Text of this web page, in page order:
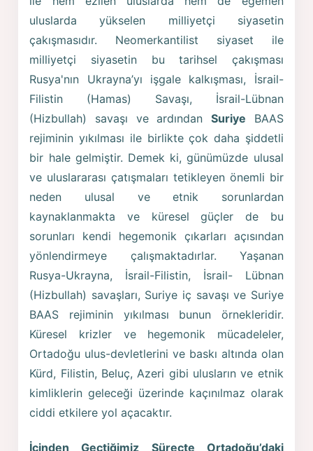
uluslarda yükselen milliyetçi siyasetin
çakışmasıdır. Neomerkantilist siyaset ile
milliyetçi siyasetin bu tarihsel çakışması
Rusya'nın Ukrayna’yı işgale kalkışması, İsrail-
Filistin (Hamas) Savaşı, İsrail-Lübnan
(Hizbullah) savaşı ve ardından Suriye BAAS
rejiminin yıkılması ile birlikte çok daha şiddetli
bir hale gelmiştir. Demek ki, günümüzde ulusal
ve uluslararası çatışmaları tetikleyen önemli bir
neden ulusal ve etnik sorunlardan
kaynaklanmakta ve küresel güçler de bu
sorunları kendi hegemonik çıkarları açısından
yönlendirmeye çalışmaktadırlar. Yaşanan
Rusya-Ukrayna, İsrail-Filistin, İsrail- Lübnan
(Hizbullah) savaşları, Suriye iç savaşı ve Suriye
BAAS rejiminin yıkılması bunun örnekleridir.
Küresel krizler ve hegemonik mücadeleler,
Ortadoğu ulus-devletlerini ve baskı altında olan
Kürd, Filistin, Beluç, Azeri gibi ulusların ve etnik
kimliklerin geleceği üzerinde kaçınılmaz olarak
ciddi etkilere yol açacaktır.
İçinden Geçtiğimiz Süreçte Ortadoğu’daki